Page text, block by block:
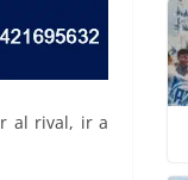
al rival, ir a